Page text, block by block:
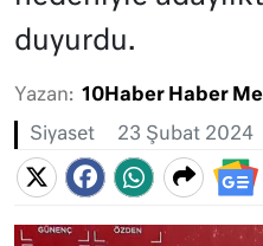
duyurdu.
Yazan: 10Haber Haber
Siyaset 23 Şubat 2024